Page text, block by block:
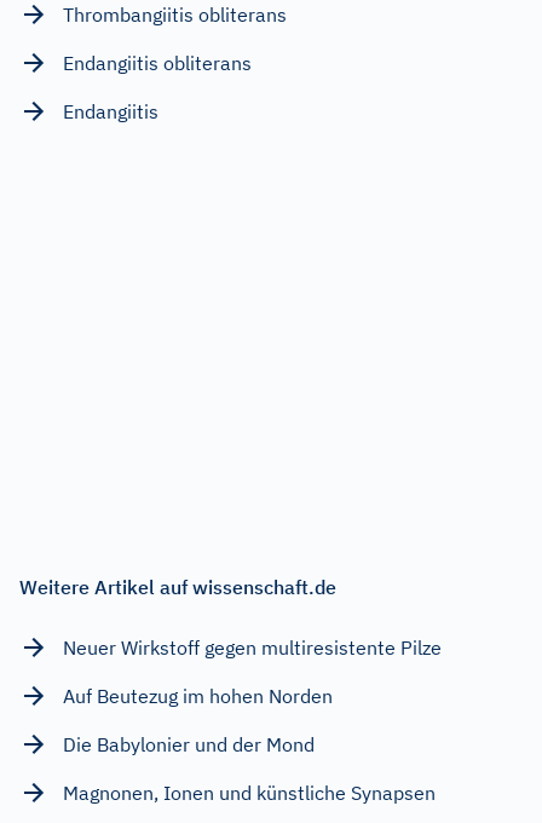
Thrombangiitis obliterans
Endangiitis obliterans
Endangiitis
Weitere Artikel auf wissenschaft.de
Neuer Wirkstoff gegen multiresistente Pilze
Auf Beutezug im hohen Norden
Die Babylonier und der Mond
Magnonen, Ionen und künstliche Synapsen